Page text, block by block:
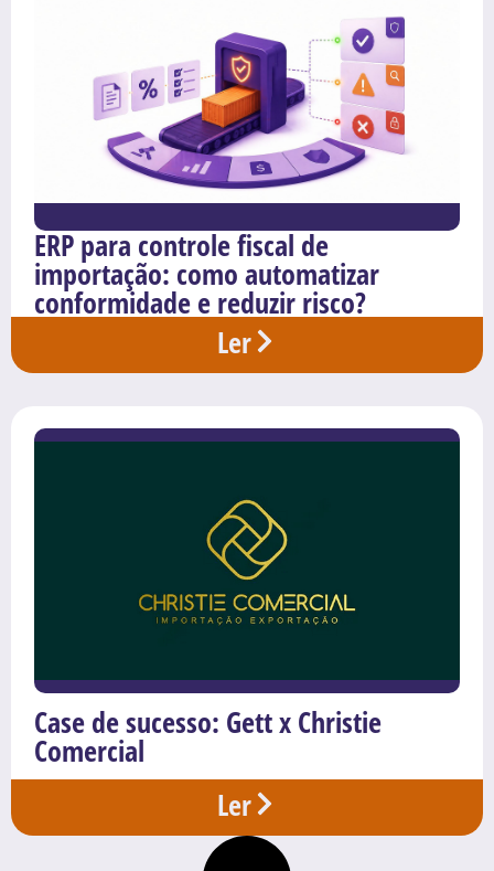
ERP para controle fiscal de
importação: como automatizar
conformidade e reduzir risco?
Ler
Case de sucesso: Gett x Christie
Comercial
Ler